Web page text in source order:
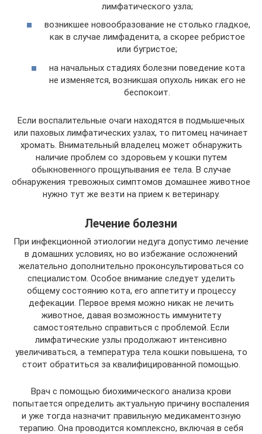
лимфатического узла;
возникшее новообразование не столько гладкое,
как в случае лимфаденита, а скорее ребристое
или бугристое;
на начальных стадиях болезни поведение кота
не изменяется, возникшая опухоль никак его не
беспокоит.
Если воспалительные очаги находятся в подмышечных
или паховых лимфатических узлах, то питомец начинает
хромать. Внимательный владелец может обнаружить
наличие проблем со здоровьем у кошки путем
обыкновенного прощупывания ее тела. В случае
обнаружения тревожных симптомов домашнее животное
нужно тут же везти на прием к ветеринару.
Лечение болезни
При инфекционной этиологии недуга допустимо лечение
в домашних условиях, но во избежание осложнений
желательно дополнительно проконсультироваться со
специалистом. Особое внимание следует уделить
общему состоянию кота, его аппетиту и процессу
дефекации. Первое время можно никак не лечить
животное, давая возможность иммунитету
самостоятельно справиться с проблемой. Если
лимфатические узлы продолжают интенсивно
увеличиваться, а температура тела кошки повышена, то
стоит обратиться за квалифицированной помощью.
Врач с помощью биохимического анализа крови
попытается определить актуальную причину воспаления
и уже тогда назначит правильную медикаментозную
терапию. Она проводится комплексно, включая в себя